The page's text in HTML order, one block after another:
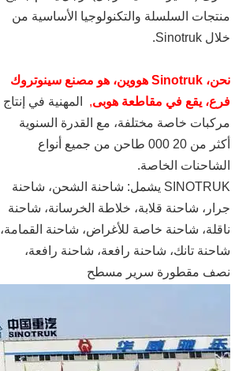
منتجات السلسلة والتكنولوجيا الأساسية من
خلال Sinotruk.
نحن، Sinotruk هووين، هو مصنع سينوتروك
فرع، يقع في مقاطعة هوبى, المهنية في إنتاج
مركبات خاصة مختلفة، مع القدرة السنوية
أكثر من 20 000 طاحن من جميع أنواع
الشاحنات الخاصة.
SINOTRUK يشمل: شاحنة الشحن، شاحنة
جرار، شاحنة قلابة، خلاطة الخرسانة، شاحنة
ناقلة، شاحنة خاصة للأغراض، شاحنة القمامة،
شاحنة تانك، شاحنة رافعة، شاحنة رافعة،
نصف مقطورة سرير مسطح